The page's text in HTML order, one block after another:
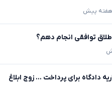
توافقی انجام دهم؟
برای پرداخت ... زوج ابلاغ